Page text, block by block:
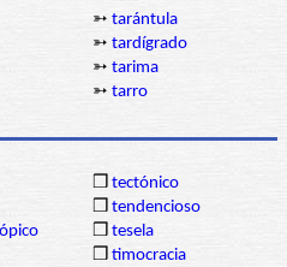
➳ tarántula
➳ tardígrado
➳ tarima
➳ tarro
❒ tectónico
❒ tendencioso
❒ tesela
❒ timocracia